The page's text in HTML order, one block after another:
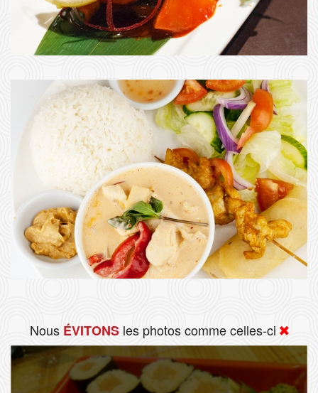
Nous ÉVITONSles photos comme celles-ci